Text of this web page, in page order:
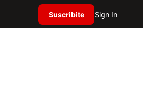
Suscribite Sign In